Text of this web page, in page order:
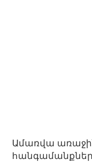
Ամառվա